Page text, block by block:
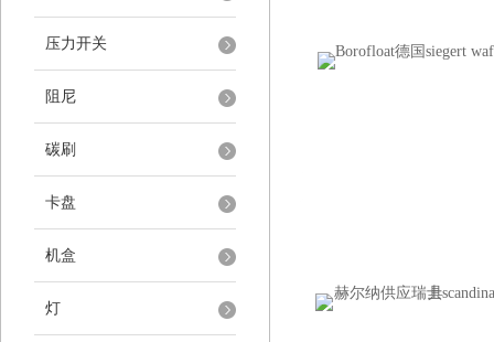
压力开关
阻尼
碳刷
卡盘
机盒
灯